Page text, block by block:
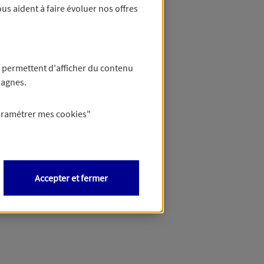
?
aident à faire évoluer nos offres
d'afficher du contenu
mes cookies"
Accepter et fermer